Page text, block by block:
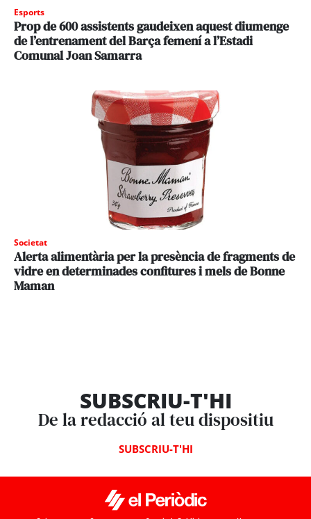
Esports
Prop de 600 assistents gaudeixen aquest diumenge
de l’entrenament del Barça femení a l’Estadi
Comunal Joan Samarra
Societat
Alerta alimentària per la presència de fragments de
vidre en determinades confitures i mels de Bonne
Maman
SUBSCRIU-T'HI
De la redacció al teu dispositiu
SUBSCRIU-T'HI